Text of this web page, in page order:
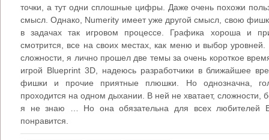
точки, а тут одни сплошные цифры. Даже очень похожи
смысл. Однако, Numerity имеет уже другой смысл, свою
в задачах так игровом процессе. Графика хороша и
смотрится, все на своих местах, как меню и выбор
сложности, я лично прошел две темы за очень короткое
игрой Blueprint 3D, надеюсь разработчики в ближайшее
фишки и прочие приятные плюшки. Но однозначна,
проходится на одном дыхании. В ней не хватает, сложности,
я не знаю … Но она обязательна для всех любителей
понравится.